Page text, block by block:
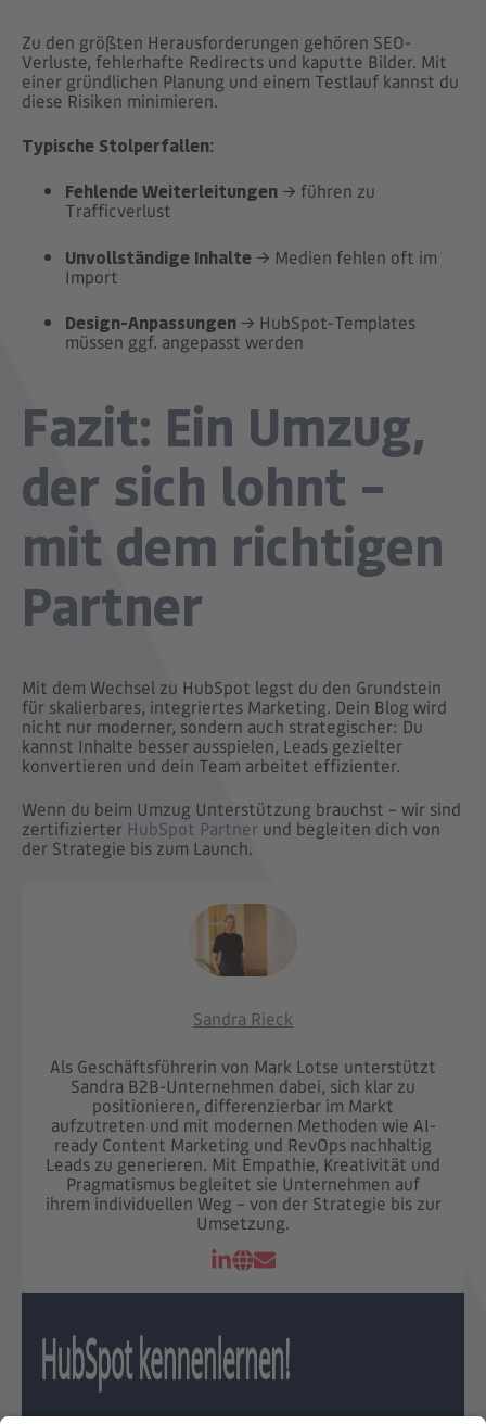
Zu den größten Herausforderungen gehören SEO-
Verluste, fehlerhafte Redirects und kaputte Bilder. Mit
einer gründlichen Planung und einem Testlauf kannst du
diese Risiken minimieren.
Typische Stolperfallen:
Fehlende Weiterleitungen → führen zu
Trafficverlust
Unvollständige Inhalte → Medien fehlen oft im
Import
Design-Anpassungen → HubSpot-Templates
müssen ggf. angepasst werden
Fazit: Ein Umzug,
der sich lohnt –
mit dem richtigen
Partner
Mit dem Wechsel zu HubSpot legst du den Grundstein
für skalierbares, integriertes Marketing. Dein Blog wird
nicht nur moderner, sondern auch strategischer: Du
kannst Inhalte besser ausspielen, Leads gezielter
konvertieren und dein Team arbeitet effizienter.
Wenn du beim Umzug Unterstützung brauchst – wir sind
zertifizierter HubSpot Partner und begleiten dich von
der Strategie bis zum Launch.
Sandra Rieck
Als Geschäftsführerin von Mark Lotse unterstützt
Sandra B2B-Unternehmen dabei, sich klar zu
positionieren, differenzierbar im Markt
aufzutreten und mit modernen Methoden wie AI-
ready Content Marketing und RevOps nachhaltig
Leads zu generieren. Mit Empathie, Kreativität und
Pragmatismus begleitet sie Unternehmen auf
ihrem individuellen Weg – von der Strategie bis zur
Umsetzung.